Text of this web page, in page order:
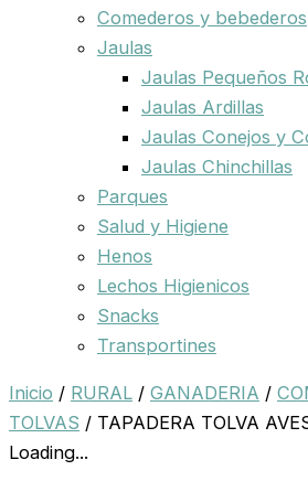
Comederos y bebederos
Jaulas
Jaulas Pequeños
Jaulas Ardillas
Jaulas Conejos y
Jaulas Chinchillas
Parques
Salud y Higiene
Henos
Lechos Higienicos
Snacks
Transportines
Inicio / RURAL / GANADERIA /
TOLVAS / TAPADERA TOLVA
Loading...